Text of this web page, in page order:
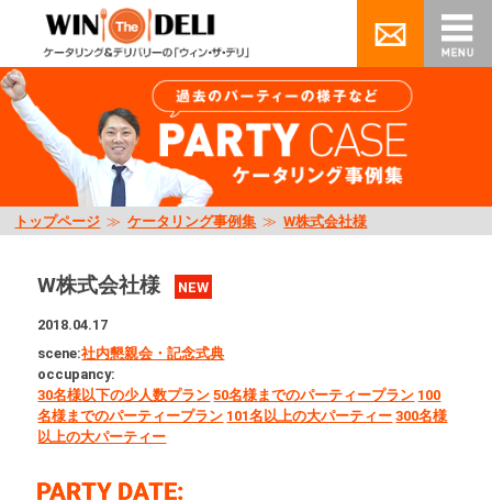
トップページ ≫ケータリング事例集 ≫W株式会社様
W株式会社様 NEW
2018.04.17
scene:社内懇親会・記念式典
occupancy:
30名様以下の少人数プラン 50名様までのパーティープラン 100
名様までのパーティープラン 101名以上の大パーティー 300名様
以上の大パーティー